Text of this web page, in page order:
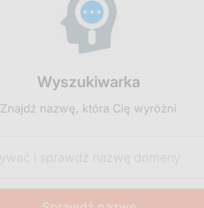
Wyszukiwarka
Znajdź nazwę, która Cię wyróżni